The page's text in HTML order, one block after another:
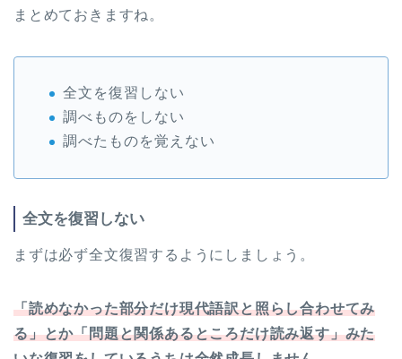
まとめておきますね。
全文を復習しない
調べものをしない
調べたものを覚えない
全文を復習しない
まずは必ず全文復習するようにしましょう。
「読めなかった部分だけ現代語訳と照らし合わせてみ
る」とか「問題と関係あるところだけ読み返す」みた